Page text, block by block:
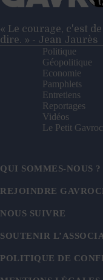
« Le courage, c'est
dire. » - Jean Jaurès
Politique
Géopolitique
Economie
Pamphlets
Entretiens
Reportages
Vidéos
Le Petit
QUI SOMMES-NOUS ?
REJOINDRE
NOUS SUIVRE
SOUTENIR
POLITIQUE DE